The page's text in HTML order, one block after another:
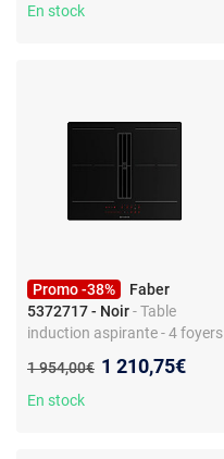
En stock
Promo -38%
Faber
5372717 - Noir- Table
induction aspirante - 4 foyers
Ancien prix :
1 954,00€ Nouveau prix :
1 210,75€
En stock